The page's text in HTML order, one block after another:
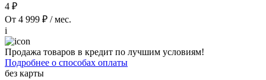
4 ₽
От 4 999 ₽ / мес.
i
Продажа товаров в кредит по лучшим условиям!
Подробнее о способах оплаты
без карты